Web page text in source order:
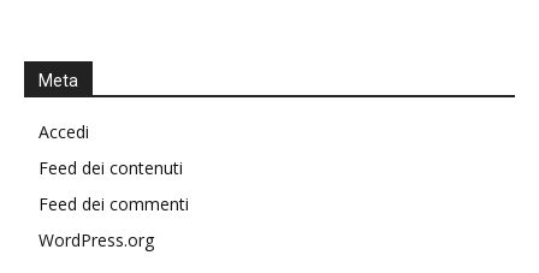
Meta
Accedi
Feed dei contenuti
Feed dei commenti
WordPress.org